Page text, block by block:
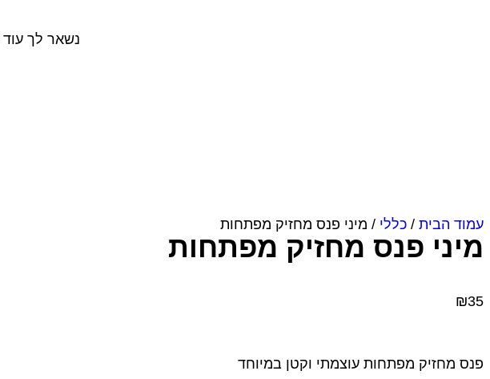
נשאר לך עוד
עמוד הבית / כללי / מיני פנס מחזיק מפתחות
מיני פנס מחזיק מפתחות
₪35
פנס מחזיק מפתחות עוצמתי וקטן במיוחד